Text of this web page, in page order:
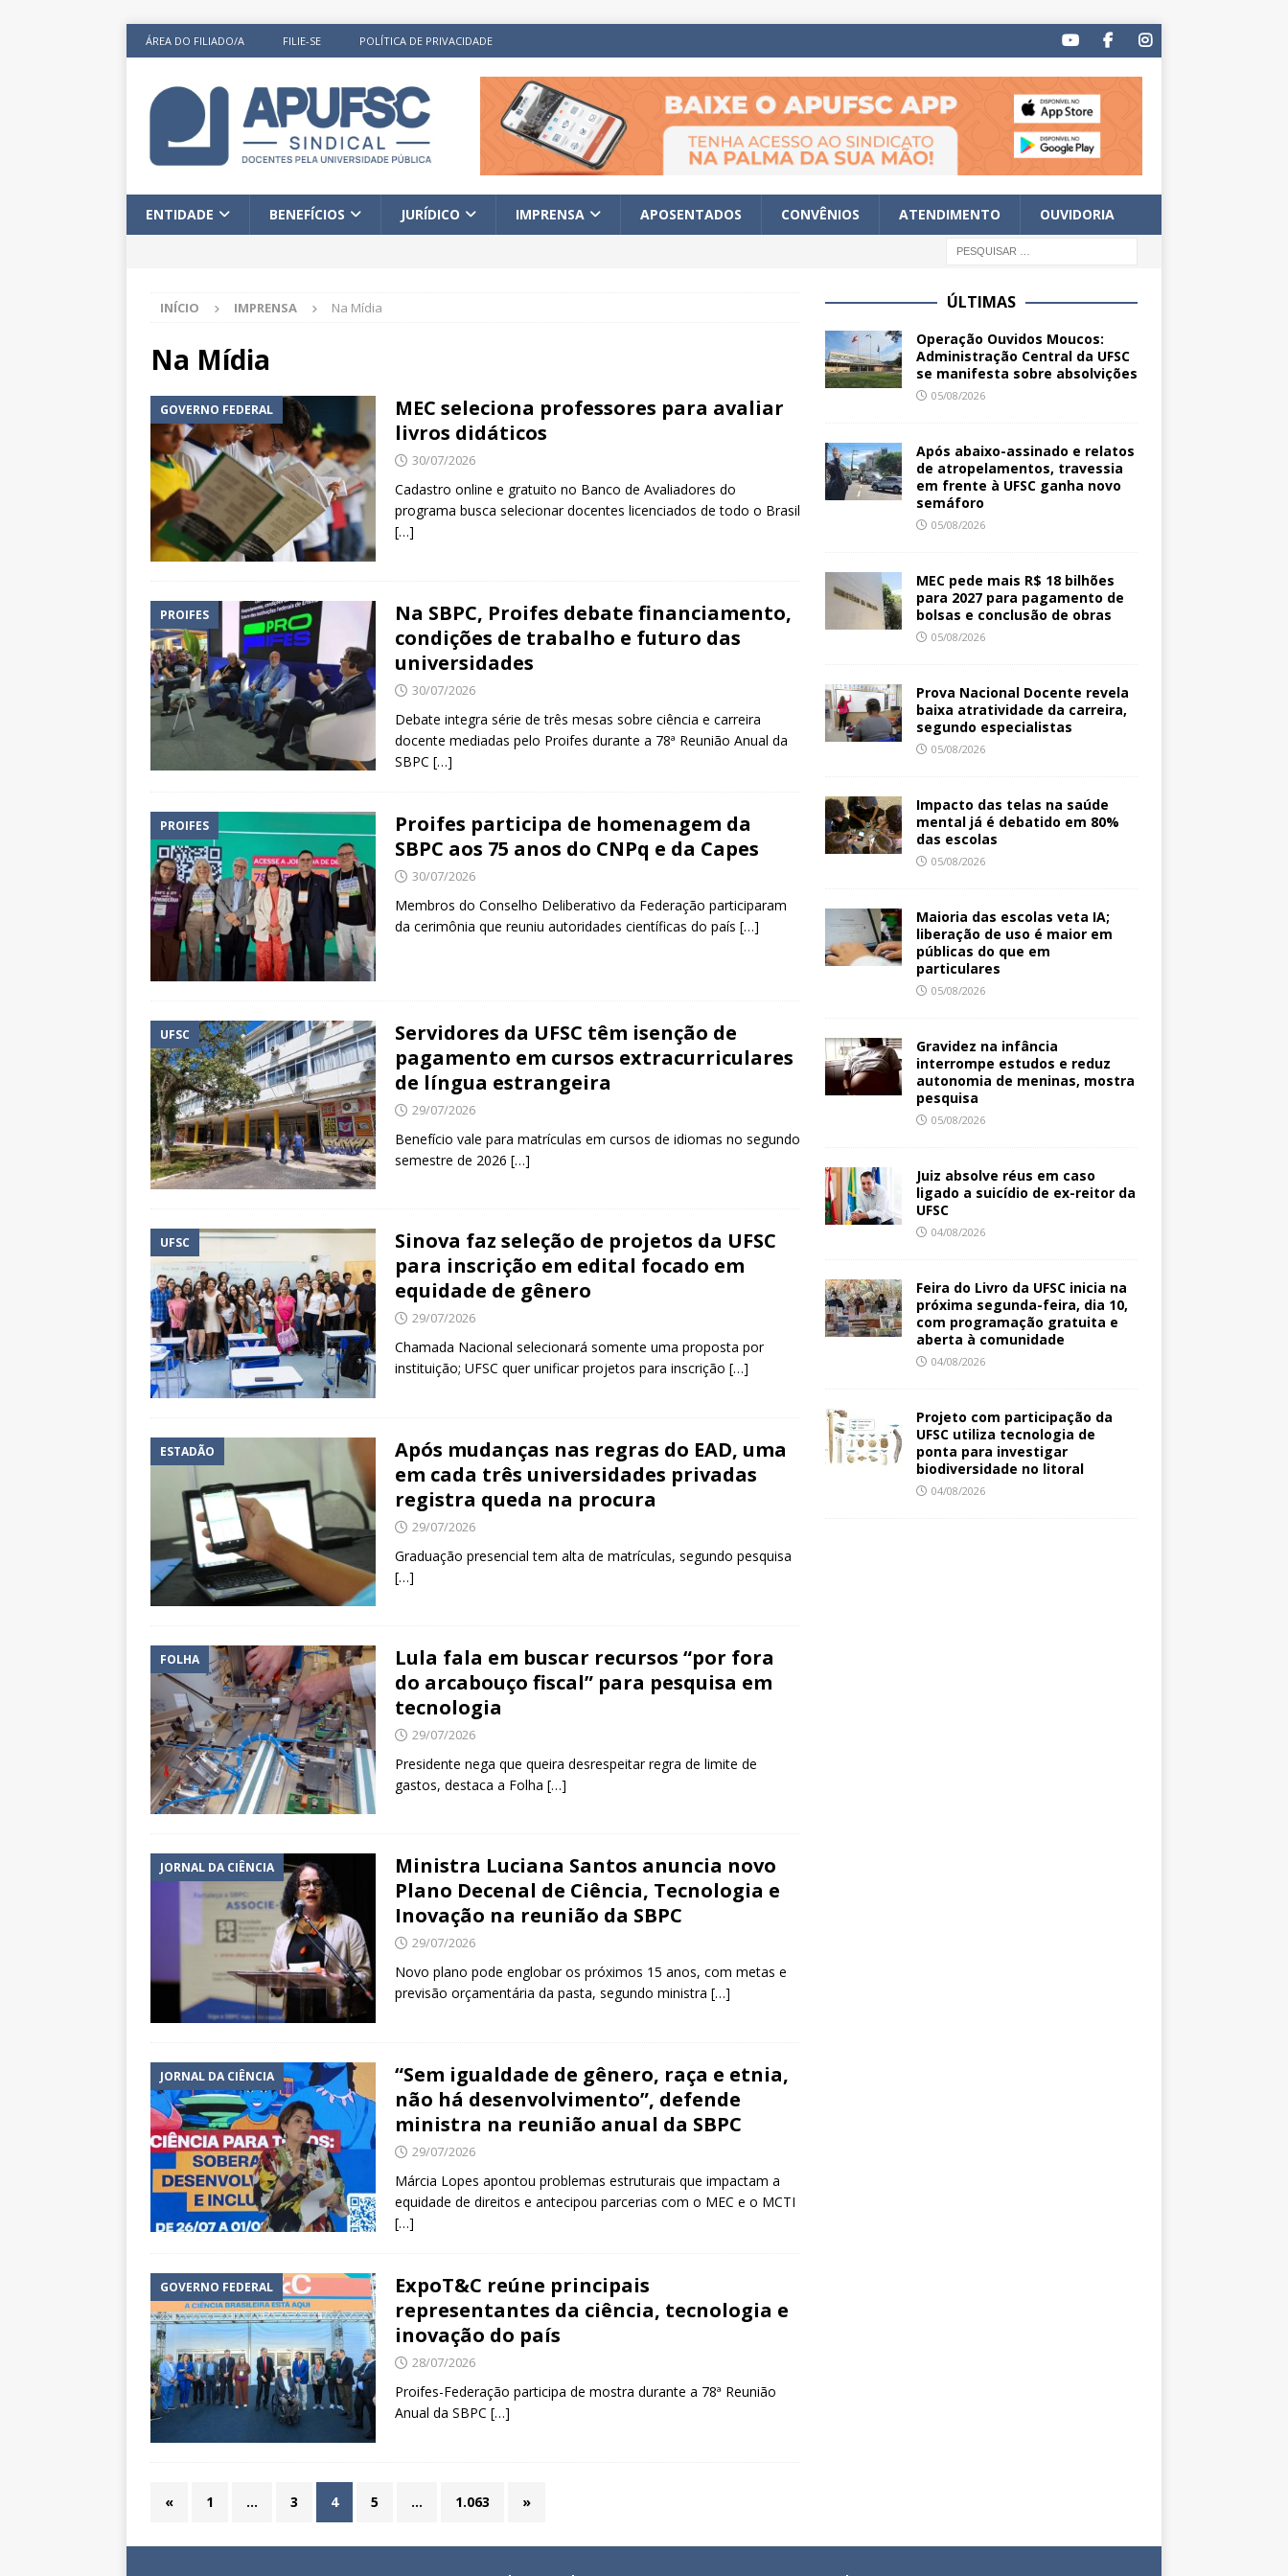
ÁREA DO FILIADO/A FILIE-SE POLÍTICA DE PRIVACIDADE
ENTIDADE BENEFÍCIOS JURÍDICO IMPRENSA APOSENTADOS CONVÊNIOS ATENDIMENTO OUVIDORIA
INÍCIO IMPRENSA Na Mídia
Na Mídia
GOVERNO FEDERAL
MEC seleciona professores para avaliar
livros didáticos
30/07/2026
Cadastro online e gratuito no Banco de Avaliadores do
programa busca selecionar docentes licenciados de todo o Brasil
[…]
PROIFES
Na SBPC, Proifes debate financiamento,
condições de trabalho e futuro das
universidades
30/07/2026
Debate integra série de três mesas sobre ciência e carreira
docente mediadas pelo Proifes durante a 78ª Reunião Anual da
SBPC […]
PROIFES
Proifes participa de homenagem da
SBPC aos 75 anos do CNPq e da Capes
30/07/2026
Membros do Conselho Deliberativo da Federação participaram
da cerimônia que reuniu autoridades científicas do país […]
UFSC
Servidores da UFSC têm isenção de
pagamento em cursos extracurriculares
de língua estrangeira
29/07/2026
Benefício vale para matrículas em cursos de idiomas no segundo
semestre de 2026 […]
UFSC
Sinova faz seleção de projetos da UFSC
para inscrição em edital focado em
equidade de gênero
29/07/2026
Chamada Nacional selecionará somente uma proposta por
instituição; UFSC quer unificar projetos para inscrição […]
ESTADÃO
Após mudanças nas regras do EAD, uma
em cada três universidades privadas
registra queda na procura
29/07/2026
Graduação presencial tem alta de matrículas, segundo pesquisa
[…]
FOLHA
Lula fala em buscar recursos “por fora
do arcabouço fiscal” para pesquisa em
tecnologia
29/07/2026
Presidente nega que queira desrespeitar regra de limite de
gastos, destaca a Folha […]
JORNAL DA CIÊNCIA
Ministra Luciana Santos anuncia novo
Plano Decenal de Ciência, Tecnologia e
Inovação na reunião da SBPC
29/07/2026
Novo plano pode englobar os próximos 15 anos, com metas e
previsão orçamentária da pasta, segundo ministra […]
JORNAL DA CIÊNCIA
“Sem igualdade de gênero, raça e etnia,
não há desenvolvimento”, defende
ministra na reunião anual da SBPC
29/07/2026
Márcia Lopes apontou problemas estruturais que impactam a
equidade de direitos e antecipou parcerias com o MEC e o MCTI
[…]
GOVERNO FEDERAL
ExpoT&C reúne principais
representantes da ciência, tecnologia e
inovação do país
28/07/2026
Proifes-Federação participa de mostra durante a 78ª Reunião
Anual da SBPC […]
« 1 … 3 4 5 … 1.063 »
ÚLTIMAS
Operação Ouvidos Moucos:
Administração Central da UFSC
se manifesta sobre absolvições
05/08/2026
Após abaixo-assinado e relatos
de atropelamentos, travessia
em frente à UFSC ganha novo
semáforo
05/08/2026
MEC pede mais R$ 18 bilhões
para 2027 para pagamento de
bolsas e conclusão de obras
05/08/2026
Prova Nacional Docente revela
baixa atratividade da carreira,
segundo especialistas
05/08/2026
Impacto das telas na saúde
mental já é debatido em 80%
das escolas
05/08/2026
Maioria das escolas veta IA;
liberação de uso é maior em
públicas do que em
particulares
05/08/2026
Gravidez na infância
interrompe estudos e reduz
autonomia de meninas, mostra
pesquisa
05/08/2026
Juiz absolve réus em caso
ligado a suicídio de ex-reitor da
UFSC
04/08/2026
Feira do Livro da UFSC inicia na
próxima segunda-feira, dia 10,
com programação gratuita e
aberta à comunidade
04/08/2026
Projeto com participação da
UFSC utiliza tecnologia de
ponta para investigar
biodiversidade no litoral
04/08/2026